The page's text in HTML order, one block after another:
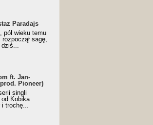
za
2023)
Paradajs
pół wieku temu
sagę,
dziś...
ft. Jan-
Pioneer)
singli
Kobika
i trochę...